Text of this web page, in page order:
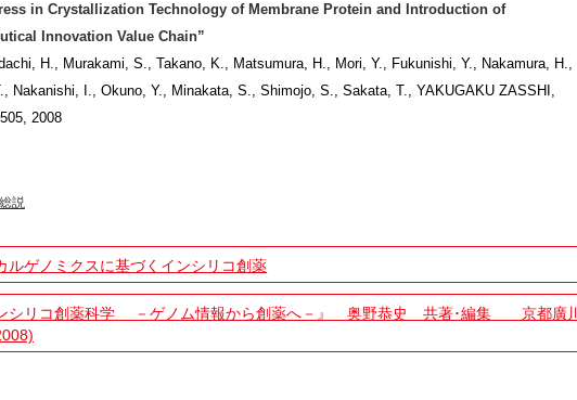
in Crystallization Technology of Membrane Protein and Introduction of
Innovation Value Chain”
H., Murakami, S., Takano, K., Matsumura, H., Mori, Y., Fukunishi, Y., Nakamura, H.,
Nakanishi, I., Okuno, Y., Minakata, S., Shimojo, S., Sakata, T., YAKUGAKU ZASSHI,
2008
総説
ルゲノミクスに基づくインシリコ創薬
ンシリコ創薬科学 －ゲノム情報から創薬へ－』 奥野恭史 共著･編集 京都廣川